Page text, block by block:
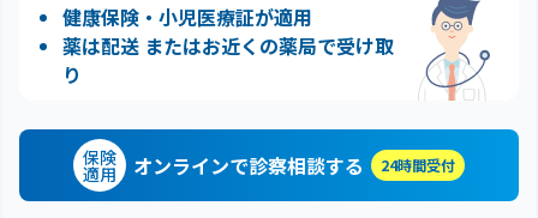
健康保険・小児医療証が適用
薬は配送 またはお近くの薬局で受け取
り
保険
適用 オンラインで診察相談する 24時間受付